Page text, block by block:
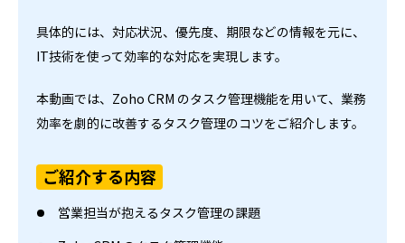
具体的には、対応状況、優先度、期限などの情報を元に、
IT技術を使って効率的な対応を実現します。
本動画では、Zoho CRM のタスク管理機能を用いて、業務
効率を劇的に改善するタスク管理のコツをご紹介します。
ご紹介する内容
営業担当が抱えるタスク管理の課題